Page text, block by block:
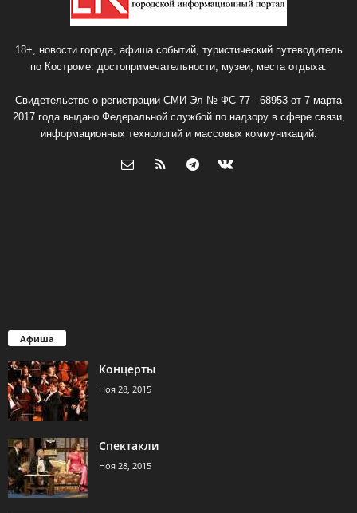
18+, новости города, афиша событий, туристический путеводитель
по Костроме: достопримечательности, музеи, места отдыха.
Свидетельство о регистрации СМИ Эл № ФС 77 - 68953 от 7 марта
2017 года выдано Федеральной службой по надзору в сфере связи,
информационных технологий и массовых коммуникаций.
Афиша
Концерты
Ноя 28, 2015
Спектакли
Ноя 28, 2015